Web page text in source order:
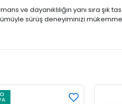
ve dayanıklılığın yanı sıra şık
sürüş deneyiminizi